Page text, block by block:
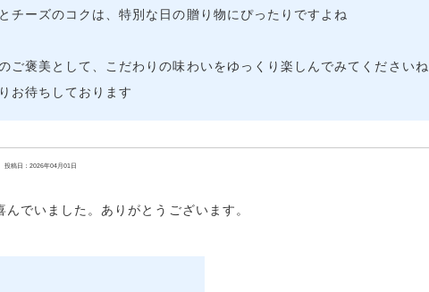
チーズのコクは、特別な日の贈り物にぴったりですよね
ご褒美として、こだわりの味わいをゆっくり楽しんでみてくださいね
お待ちしております
投稿日：2026年04月01日
でいました。ありがとうございます。